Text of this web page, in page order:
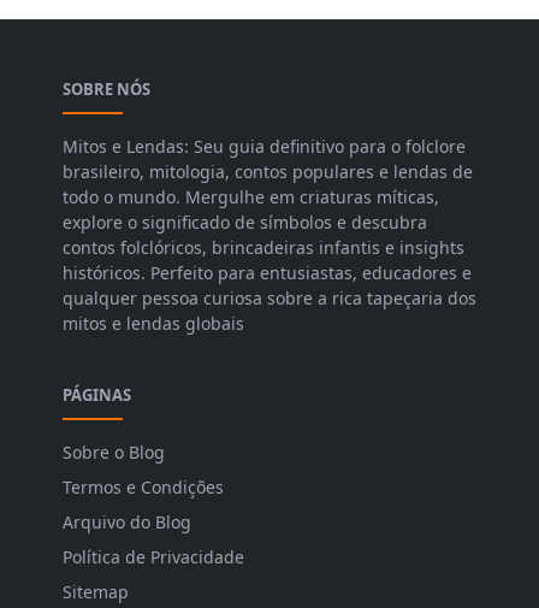
SOBRE NÓS
Mitos e Lendas: Seu guia definitivo para o folclore
brasileiro, mitologia, contos populares e lendas de
todo o mundo. Mergulhe em criaturas míticas,
explore o significado de símbolos e descubra
contos folclóricos, brincadeiras infantis e insights
históricos. Perfeito para entusiastas, educadores e
qualquer pessoa curiosa sobre a rica tapeçaria dos
mitos e lendas globais
PÁGINAS
Sobre o Blog
Termos e Condições
Arquivo do Blog
Política de Privacidade
Sitemap